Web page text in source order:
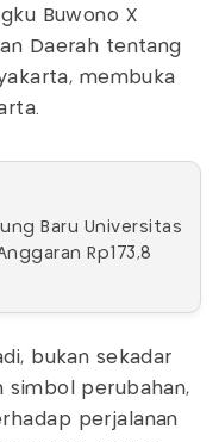
Buwono X
Daerah tentang
membuka
Baru Universitas
Rp173,8
bukan sekadar
simbol perubahan,
perjalanan